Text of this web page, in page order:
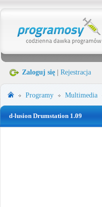
Zaloguj się Rejestracja
Programy Multimedia
d-lusion Drumstation 1.09